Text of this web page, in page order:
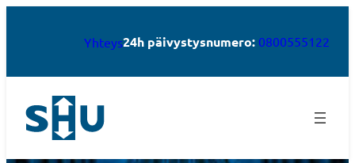
Yhteys24h päivystysnumero: 0800555122